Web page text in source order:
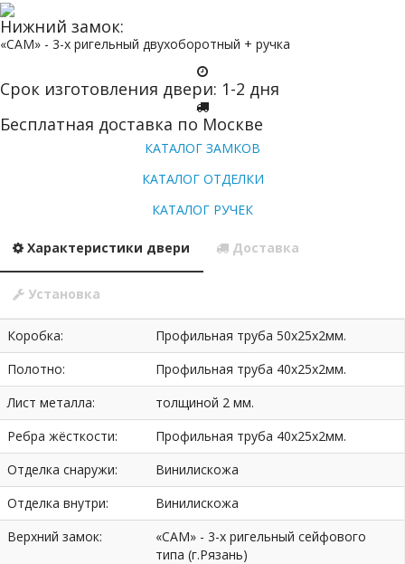
Нижний замок:
«САМ» - 3-х ригельный двухоборотный + ручка
Срок изготовления двери: 1-2 дня
Бесплатная доставка по Москве
КАТАЛОГ ЗАМКОВ
КАТАЛОГ ОТДЕЛКИ
КАТАЛОГ РУЧЕК
Характеристики двери Доставка
Установка
Коробка:
Профильная труба 50х25х2мм.
Полотно:
Профильная труба 40х25х2мм.
Лист металла:
толщиной 2 мм.
Ребра жёсткости:
Профильная труба 40х25х2мм.
Отделка снаружи:
Винилискожа
Отделка внутри:
Винилискожа
Верхний замок:
«САМ» - 3-х ригельный сейфового
типа (г.Рязань)